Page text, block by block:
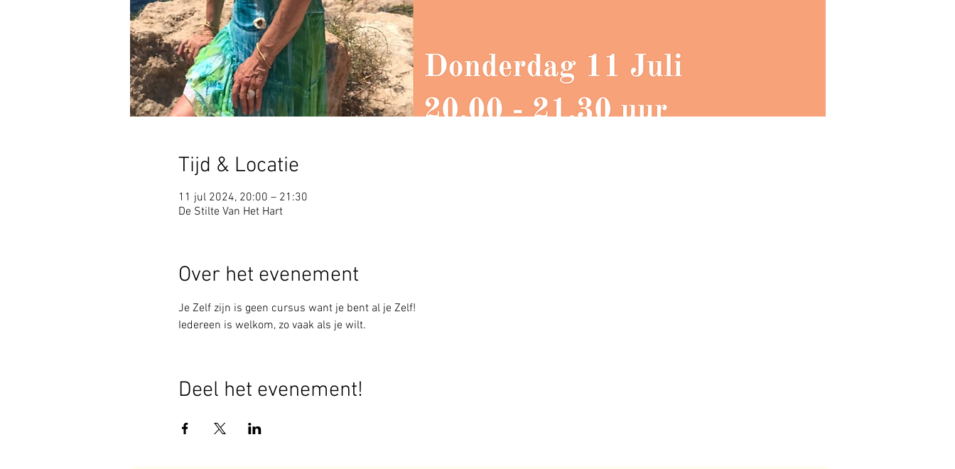
Tijd & Locatie
11 jul 2024, 20:00 – 21:30
De Stilte Van Het Hart
Over het evenement
Je Zelf zijn is geen cursus want je bent al je Zelf!
Iedereen is welkom, zo vaak als je wilt.
Deel het evenement!